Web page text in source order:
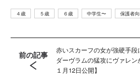
４歳 ５歳 ６歳 中学生〜 保護者
前の記事
赤いスカーフの女が強硬手
ダーヴラムの猛攻にヴァレ
１月12日公開】